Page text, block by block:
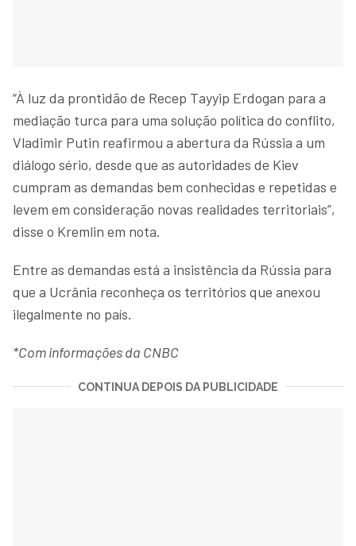
“À luz da prontidão de Recep Tayyip Erdogan para a
mediação turca para uma solução política do conflito,
Vladimir Putin reafirmou a abertura da Rússia a um
diálogo sério, desde que as autoridades de Kiev
cumpram as demandas bem conhecidas e repetidas e
levem em consideração novas realidades territoriais”,
disse o Kremlin em nota.
Entre as demandas está a insistência da Rússia para
que a Ucrânia reconheça os territórios que anexou
ilegalmente no país.
*Com informações da CNBC
CONTINUA DEPOIS DA PUBLICIDADE